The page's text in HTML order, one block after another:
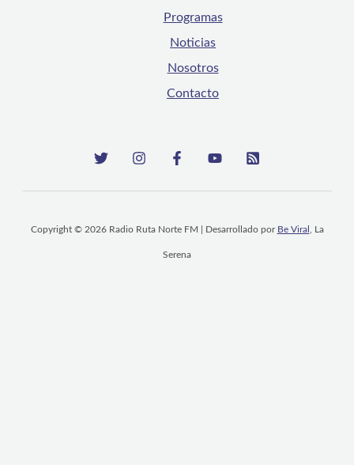
Programas
Noticias
Nosotros
Contacto
Copyright © 2026 Radio Ruta Norte FM | Desarrollado por Be Viral , La
Serena